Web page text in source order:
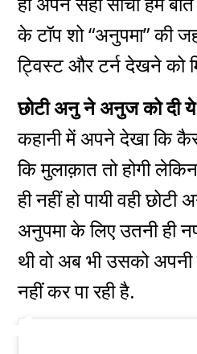
के टॉप शो “अनुपमा” की
ट्विस्ट और टर्न देखने को
छोटी अनु ने अनुज को दी ये
कहानी में अपने देखा कि
कि मुलाक़ात तो होगी
ही नहीं हो पायी वही
अनुपमा के लिए उतनी ही
थी वो अब भी उसको
नहीं कर पा रही है.